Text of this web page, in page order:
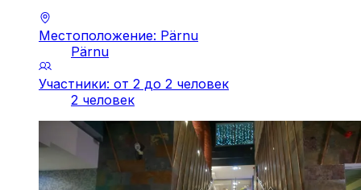
Местоположение: Pärnu
Pärnu
Участники: от 2 до 2 человек
2 человек